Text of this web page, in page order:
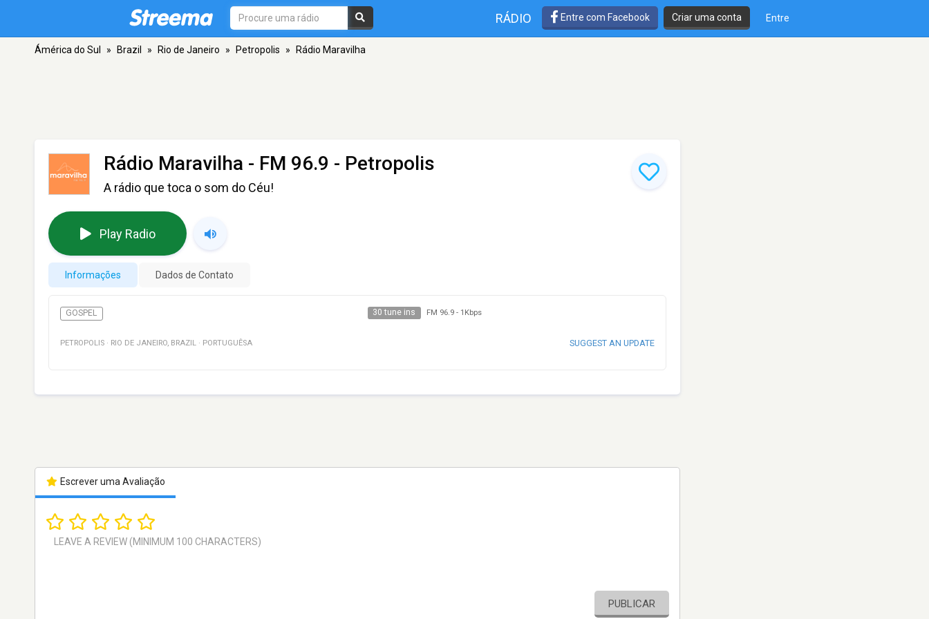
RÁDIO Entre com Facebook Criar uma conta Entre
Ámérica do Sul » Brazil » Rio de Janeiro » Petropolis » Rádio Maravilha
Rádio Maravilha - FM 96.9 - Petropolis
A rádio que toca o som do Céu!
Play Radio
Informações Dados de Contato
GOSPEL 30 tune ins FM 96.9- 1Kbps
PETROPOLIS · RIO DE JANEIRO, BRAZIL · PORTUGUÊSA SUGGEST AN UPDATE
Escrever uma Avaliação
PUBLICAR